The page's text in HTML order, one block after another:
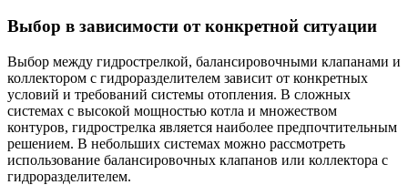
Выбор в зависимости от конкретной ситуации
Выбор между гидрострелкой, балансировочными клапанами и
коллектором с гидроразделителем зависит от конкретных
условий и требований системы отопления. В сложных
системах с высокой мощностью котла и множеством
контуров, гидрострелка является наиболее предпочтительным
решением. В небольших системах можно рассмотреть
использование балансировочных клапанов или коллектора с
гидроразделителем.